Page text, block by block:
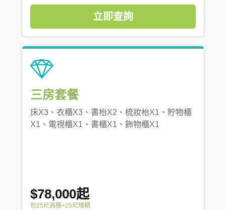
立即查詢
三房套餐
床X3、衣櫃X3、書枱X2、梳妝枱X1、貯物櫃
X1、電視櫃X1、書櫃X1、飾物櫃X1
$78,000起
包25尺高櫃+25尺矮櫃